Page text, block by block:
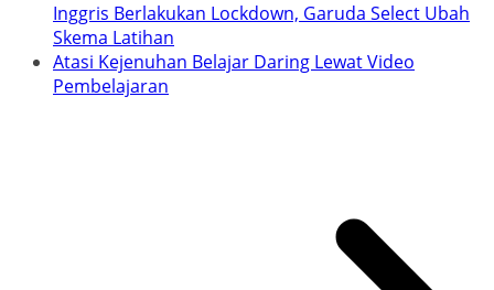
Inggris Berlakukan Lockdown, Garuda Select Ubah
Skema Latihan
Atasi Kejenuhan Belajar Daring Lewat Video
Pembelajaran